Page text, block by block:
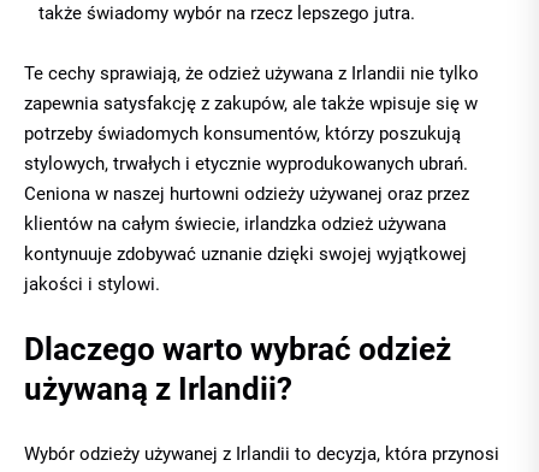
także świadomy wybór na rzecz lepszego jutra.
Te cechy sprawiają, że odzież używana z Irlandii nie tylko
zapewnia satysfakcję z zakupów, ale także wpisuje się w
potrzeby świadomych konsumentów, którzy poszukują
stylowych, trwałych i etycznie wyprodukowanych ubrań.
Ceniona w naszej hurtowni odzieży używanej oraz przez
klientów na całym świecie, irlandzka odzież używana
kontynuuje zdobywać uznanie dzięki swojej wyjątkowej
jakości i stylowi.
Dlaczego warto wybrać odzież
używaną z Irlandii?
Wybór odzieży używanej z Irlandii to decyzja, która przynosi